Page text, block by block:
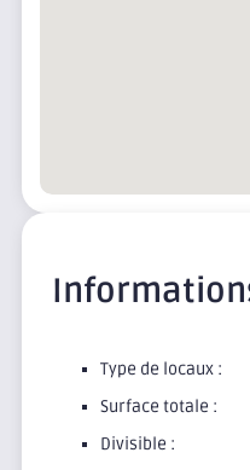
Type de locaux :
Surface totale :
Divisible :